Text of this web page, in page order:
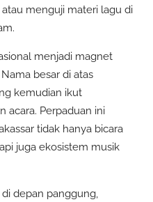
menguji materi lagu di
menjadi magnet
besar di atas
kemudian ikut
acara. Perpaduan ini
tidak hanya bicara
juga ekosistem musik
depan panggung,